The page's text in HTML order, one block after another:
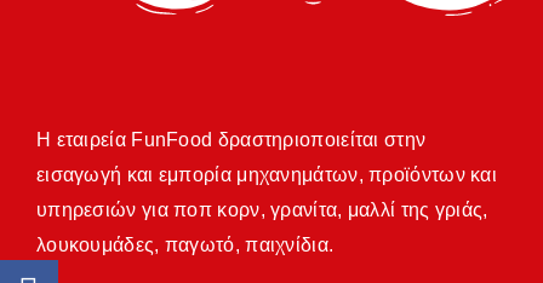
Η εταιρεία FunFood δραστηριοποιείται στην
εισαγωγή και εμπορία μηχανημάτων, προϊόντων και
υπηρεσιών για ποπ κορν, γρανίτα, μαλλί της γριάς,
λουκουμάδες, παγωτό, παιχνίδια.